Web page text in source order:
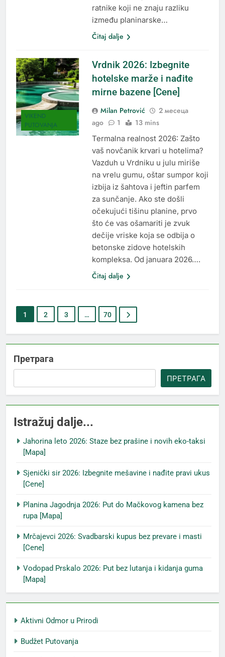
ratnike koji ne znaju razliku
između planinarske…
Čitaj dalje
VIKEND
PUTOVANJA
Vrdnik 2026: Izbegnite
hotelske marže i nađite
mirne bazene [Cene]
Milan Petrović
2 месеца
ago
1 13 mins
Termalna realnost 2026: Zašto
vaš novčanik krvari u hotelima?
Vazduh u Vrdniku u julu miriše
na vrelu gumu, oštar sumpor koji
izbija iz šahtova i jeftin parfem
za sunčanje. Ako ste došli
očekujući tišinu planine, prvo
što će vas ošamariti je zvuk
dečije vriske koja se odbija o
betonske zidove hotelskih
kompleksa. Od januara 2026….
Čitaj dalje
1 2 3 … 70
Претрага
ПРЕТРАГА
Istražuj dalje...
Jahorina leto 2026: Staze bez prašine i novih eko-taksi
[Mapa]
Sjenički sir 2026: Izbegnite mešavine i nađite pravi ukus
[Cene]
Planina Jagodnja 2026: Put do Mačkovog kamena bez
rupa [Mapa]
Mrčajevci 2026: Svadbarski kupus bez prevare i masti
[Cene]
Vodopad Prskalo 2026: Put bez lutanja i kidanja guma
[Mapa]
Aktivni Odmor u Prirodi
Budžet Putovanja